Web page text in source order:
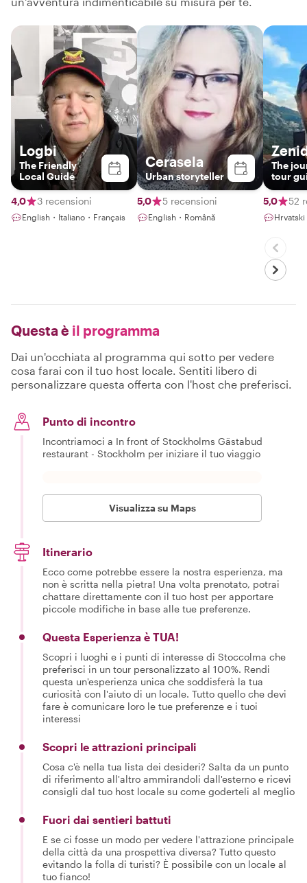
Logbi
The Friendly
Local Guide
4,0 3 recensioni
English・Italiano・Français
Cerasela
Urban storyteller
5,0 5 recensioni
English・Română
The
tour
5,0 52
Questa è il programma
Dai un'occhiata al programma qui sotto per vedere
cosa farai con il tuo host locale. Sentiti libero di
personalizzare questa offerta con l'host che preferisci.
Punto di incontro
Incontriamoci a In front of Stockholms Gästabud
restaurant - Stockholm per iniziare il tuo viaggio
Visualizza su Maps
Itinerario
Ecco come potrebbe essere la nostra esperienza, ma
non è scritta nella pietra! Una volta prenotato, potrai
chattare direttamente con il tuo host per apportare
piccole modifiche in base alle tue preferenze.
Questa Esperienza è TUA!
Scopri i luoghi e i punti di interesse di Stoccolma che
preferisci in un tour personalizzato al 100%. Rendi
questa un'esperienza unica che soddisferà la tua
curiosità con l'aiuto di un locale. Tutto quello che devi
fare è comunicare loro le tue preferenze e i tuoi
interessi
Scopri le attrazioni principali
Cosa c'è nella tua lista dei desideri? Salta da un punto
di riferimento all'altro ammirandoli dall'esterno e ricevi
consigli dal tuo host locale su come goderteli al meglio
Fuori dai sentieri battuti
E se ci fosse un modo per vedere l'attrazione principale
della città da una prospettiva diversa? Tutto questo
evitando la folla di turisti? È possibile con un locale al
tuo fianco!